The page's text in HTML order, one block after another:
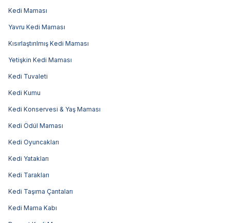
Kedi Maması
Yavru Kedi Maması
Kısırlaştırılmış Kedi Maması
Yetişkin Kedi Maması
Kedi Tuvaleti
Kedi Kumu
Kedi Konservesi & Yaş Maması
Kedi Ödül Maması
Kedi Oyuncakları
Kedi Yatakları
Kedi Tarakları
Kedi Taşıma Çantaları
Kedi Mama Kabı